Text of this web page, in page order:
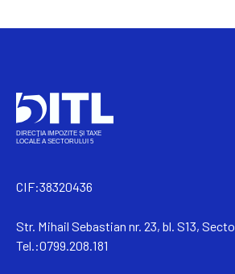
CIF:38320436
Str. Mihail Sebastian nr. 23, bl. S13,
Tel.:0799.208.181